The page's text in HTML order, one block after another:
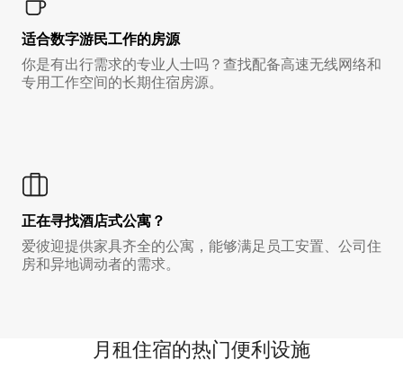
适合数字游民工作的房源
你是有出行需求的专业人士吗？查找配备高速无线网络和
专用工作空间的长期住宿房源。
正在寻找酒店式公寓？
爱彼迎提供家具齐全的公寓，能够满足员工安置、公司住
房和异地调动者的需求。
月租住宿的热门便利设施